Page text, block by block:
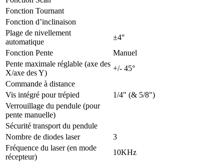
Fonction Tournant
Fonction d’inclinaison
Plage de nivellement
automatique
±4°
Fonction Pente
Manuel
Pente maximale réglable (axe des
X/axe des Y)
+/- 45°
Commande à distance
Vis intégré pour trépied
1/4" (& 5/8")
Verrouillage du pendule (pour
pente manuelle)
Sécurité transport du pendule
Nombre de diodes laser
3
Fréquence du laser (en mode
récepteur)
10KHz